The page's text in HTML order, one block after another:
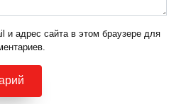
и адрес сайта в этом браузере для